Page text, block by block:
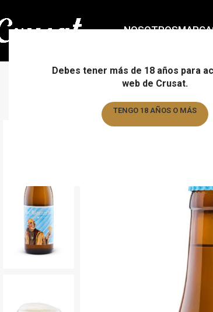
Debes tener más de 18 años para
web de Crusat.
TENGO 18 AÑOS O MÁS
NOSOTROS